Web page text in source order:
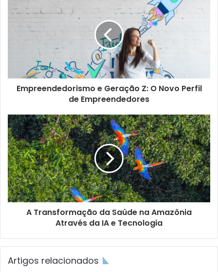
Empreendedorismo e Geração Z: O Novo Perfil
de Empreendedores
A Transformação da Saúde na Amazônia
Através da IA e Tecnologia
Artigos relacionados